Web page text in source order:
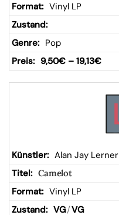
Vinyl LP
Pop
9,50€ – 19,13€
Alan Jay Lerner
Camelot
Vinyl LP
VG/VG